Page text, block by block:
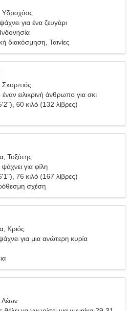
Υδροχόος
για ένα ζευγάρι
διακόσμηση, Ταινίες
ειλικρινή άνθρωπο για σκι
60 κιλό (132 λίβρες)
Τοξότης
για φίλη
76 κιλό (167 λίβρες)
σχέση
Κριός
για μια ανώτερη κυρία
Λέων